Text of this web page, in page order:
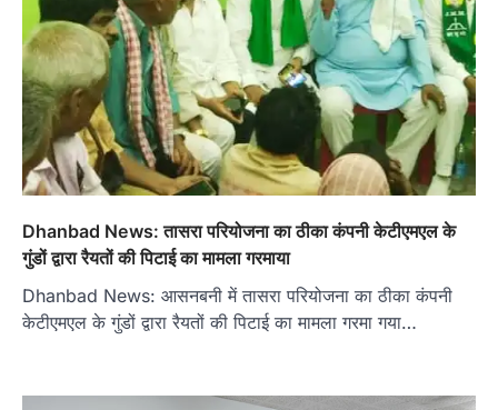
Dhanbad News: तासरा परियोजना का ठीका कंपनी केटीएमएल के
गुंडों द्वारा रैयतों की पिटाई का मामला गरमाया
Dhanbad News: आसनबनी में तासरा परियोजना का ठीका कंपनी
केटीएमएल के गुंडों द्वारा रैयतों की पिटाई का मामला गरमा गया…